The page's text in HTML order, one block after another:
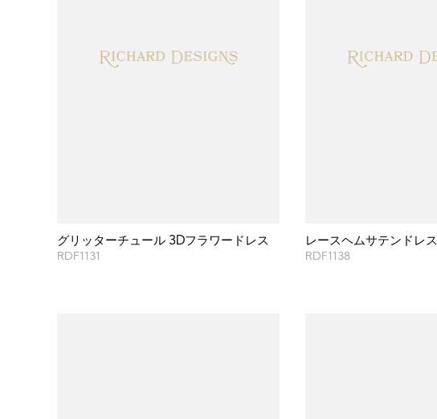
グリッターチュール 3Dフラワードレス
RDF1131
レースヘムサテンドレス
RDF1138